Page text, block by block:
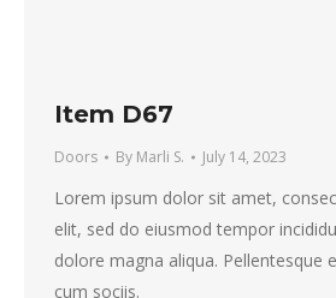
Item D67
Doors By Marli S. July 14, 2023
Lorem ipsum dolor sit amet,
elit, sed do eiusmod tempor
dolore magna aliqua. Pellentesque
cum sociis.